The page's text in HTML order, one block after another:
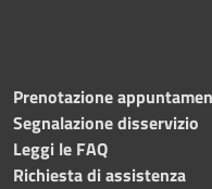
Prenotazione
Segnalazione disservizio
Leggi le FAQ
Richiesta di assistenza